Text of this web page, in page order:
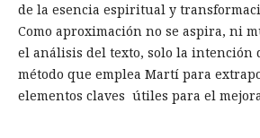
de la esencia espiritual y
Como aproximación no se aspira, ni
el análisis del texto, solo la intención
método que emplea Martí para
elementos claves útiles para el